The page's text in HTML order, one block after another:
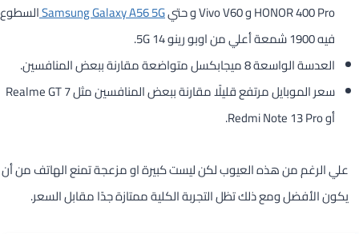
HONOR 400 Pro و Vivo V60 و حتي
Samsung Galaxy A56 5Gالسطوع
فيه 1900 شمعة أعلي من اوبو رينو 14 5G.
العدسة الواسعة 8 ميجابكسل متواضعة مقارنة ببعض المنافسين.
سعر الموبايل مرتفع قليلًا مقارنة ببعض المنافسين مثل Realme GT 7
أو Redmi Note 13 Pro.
علي الرغم من هذه العيوب لكن ليست كبيرة او مزعجة تمنع الهاتف من أن
يكون الأفضل ومع ذلك تظل التجربة الكلية ممتازة جدًا مقابل السعر.